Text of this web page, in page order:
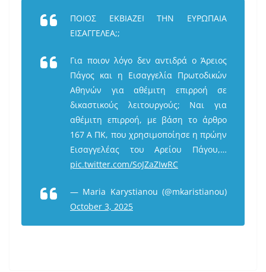
ΠΟΙΟΣ ΕΚΒΙΑΖΕΙ ΤΗΝ ΕΥΡΩΠΑΙΑ
ΕΙΣΑΓΓΕΛΕΑ;;
Για ποιον λόγο δεν αντιδρά ο Άρειος
Πάγος και η Εισαγγελία Πρωτοδικών
Αθηνών για αθέμιτη επιρροή σε
δικαστικούς λειτουργούς; Ναι για
αθέμιτη επιρροή, με βάση το άρθρο
167 Α ΠΚ, που χρησιμοποίησε η πρώην
Εισαγγελέας του Αρείου Πάγου,…
pic.twitter.com/SoJZaZIwRC
— Maria Karystianou (@mkaristianou)
October 3, 2025